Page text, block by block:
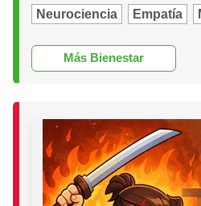
Neurociencia Empatía
Más Bienestar